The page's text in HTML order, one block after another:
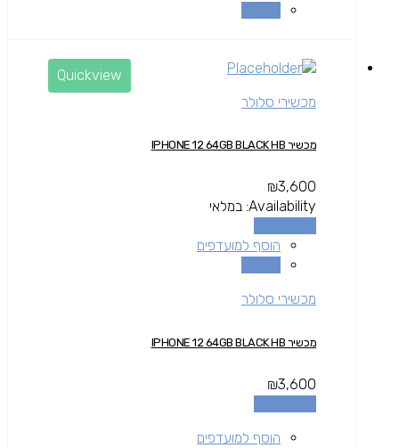
Quickview
מכשירי סלולר
מכשיר IPHONE 12 64GB BLACK HB
₪3,600
Availability: במלאי
הוסף למועדפים
מכשירי סלולר
מכשיר IPHONE 12 64GB BLACK HB
₪3,600
הוסף למועדפים